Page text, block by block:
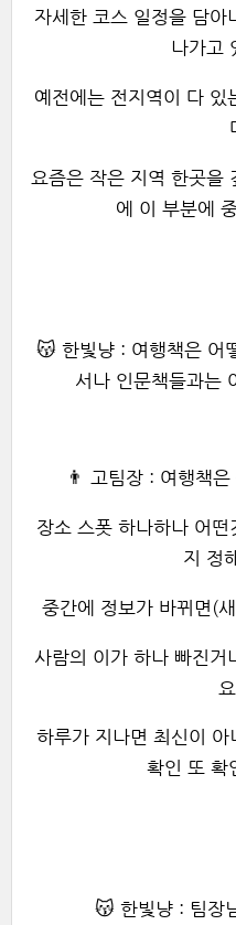
자세한 코스 일정을 담아
나가고
예전에는 전지역이 다 있
요즘은 작은 지역 한곳을
에 이 부분에
😽 한빛냥 : 여행책은 어
서나 인문책들과는
👨 고팀장 : 여행책
장소 스폿 하나하나 어
지 정
중간에 정보가 바뀌면(
사람의 이가 하나 빠진거
하루가 지나면 최신이 아
확인 또 확
😽 한빛냥 : 팀장